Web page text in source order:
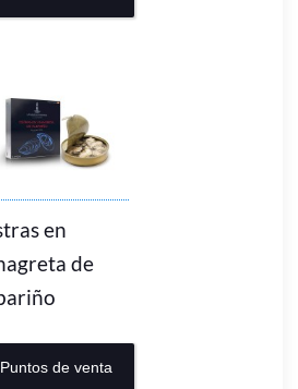
en
de
Puntos de venta